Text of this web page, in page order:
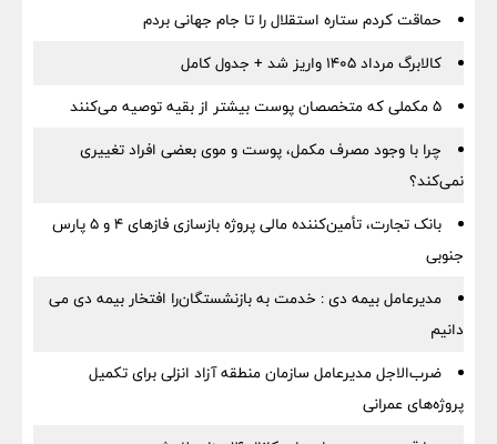
حماقت کردم ستاره استقلال را تا جام جهانی بردم
کالابرگ مرداد ۱۴۰۵ واریز شد + جدول کامل
۵ مکملی که متخصصان پوست بیشتر از بقیه توصیه می‌کنند
چرا با وجود مصرف مکمل، پوست و موی بعضی افراد تغییری
نمی‌کند؟
بانک تجارت، تأمین‌کننده مالی پروژه بازسازی فازهای ۴ و ۵ پارس
جنوبی
مدیرعامل بیمه دی : خدمت به بازنشستگان‌را افتخار بیمه دی می
دانیم
ضرب‌الاجل مدیرعامل سازمان منطقه آزاد انزلی برای تكمیل
پروژه‌های عمرانی